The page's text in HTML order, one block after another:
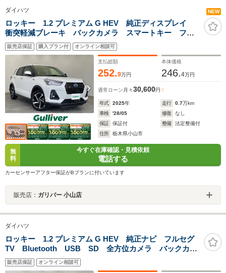
ダイハツ NEW
ロッキー 1.2 プレミアム G HEV 純正ディスプレイ
衝突軽減ブレーキ バックカメラ スマートキー フル
セグTV
販売店保証 購入プラン付 オンライン相談可
支払総額
252.9万円
本体価格
246.4万円
通常ローン 月々30,600円
年式 2025年 走行 0.7万km
車検
'28/05 修復
なし
保証
保証付 整備
法定整備付
住所
栃木県小山市
無
料
今すぐ在庫確認・見積依頼
電話する
カーセンサーアフター保証がBプランに付いています
販売店： ガリバー 小山店
ダイハツ
ロッキー 1.2 プレミアム G HEV 純正ナビ フルセグ
TV Bluetooth USB SD 全方位カメラ バックカメ
ラ スマートアシスト 衝突軽減ブレーキ 衝突警報機
能 前後誤発進抑制機能 車線逸脱抑制機能 車線逸脱
販売店保証 オンライン相談可